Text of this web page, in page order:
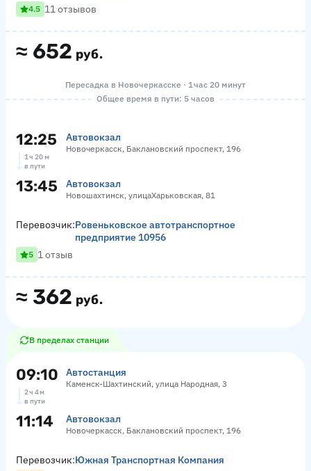
≈ 652 руб.
4.5 11 отзывов
Пересадка в Новочеркасске · 1 час 20 минут
Общее время в пути: 5 часов
12:25 Автовокзал
Новочеркасск, Баклановский проспект, 196
1 ч 20 м
в пути
13:45 Автовокзал
Новошахтинск, улицаХарьковская, 81
≈ 362 руб.
Перевозчик:Ровеньковское автотранспортное
предприятие 10956
5 1 отзыв
В пределах станции
09:10 Автостанция
Каменск-Шахтинский, улица Народная, 3
2 ч 4 м
в пути
11:14 Автовокзал
Новочеркасск, Баклановский проспект, 196
Перевозчик:Южная Транспортная Компания